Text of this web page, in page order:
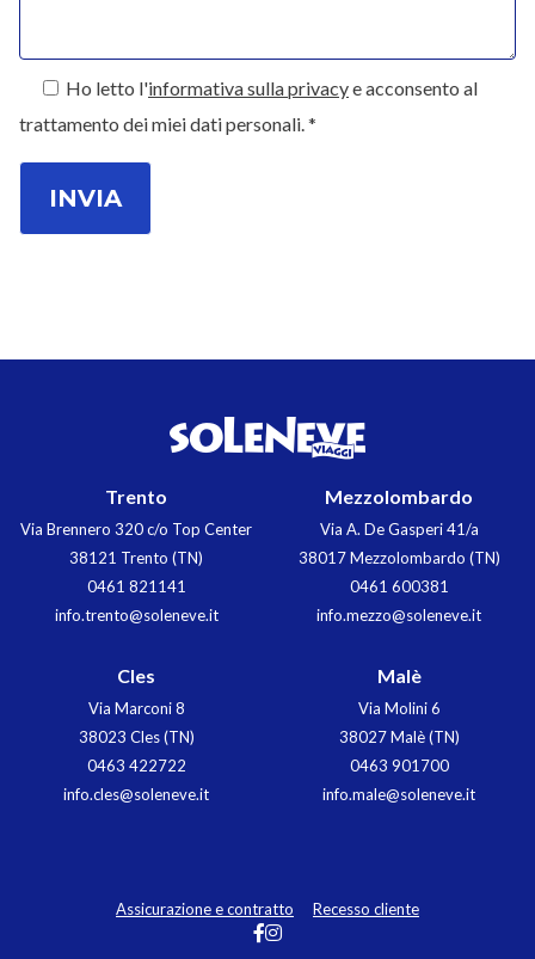
Ho letto l'informativa sulla privacye acconsento al
trattamento dei miei dati personali. *
Trento
Via Brennero 320 c/o Top Center
38121 Trento (TN)
0461 821141
info.trento@soleneve.it
Mezzolombardo
Via A. De Gasperi 41/a
38017 Mezzolombardo (TN)
0461 600381
info.mezzo@soleneve.it
Cles
Via Marconi 8
38023 Cles (TN)
0463 422722
info.cles@soleneve.it
Malè
Via Molini 6
38027 Malè (TN)
0463 901700
info.male@soleneve.it
Assicurazione e contratto Recesso cliente